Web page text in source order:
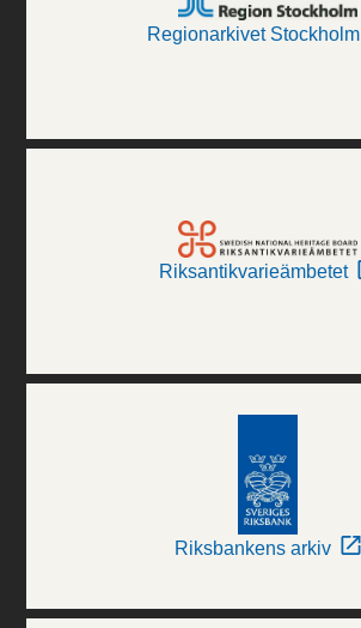
Regionarkivet Stockholm
Riksantikvarieämbetet
Riksbankens arkiv